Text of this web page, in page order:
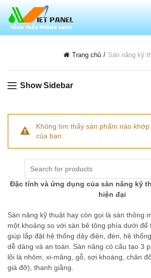
Trang chủ Sàn nâng kỹ
Show Sidebar
Không tìm thấy sản phẩm nào
của bạn.
for:
Đặc tính và ứng dụng của sàn nâng kỹ
hiện đại
Sàn nâng kỹ thuật hay còn gọi là sàn thông
một khoảng so với sàn bê tông phía dưới để
giúp lắp đặt hệ thống dây điện, đèn, hệ
dễ dàng và an toàn. Sàn nâng có cấu tạo 3
lõi là nhôm, xi-măng, gỗ, sợi khoáng, chân
giá đỡ), thanh giằng.